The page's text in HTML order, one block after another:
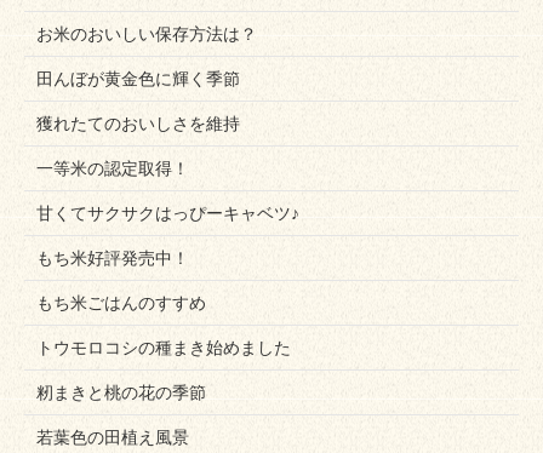
お米のおいしい保存方法は？
田んぼが黄金色に輝く季節
獲れたてのおいしさを維持
一等米の認定取得！
甘くてサクサクはっぴーキャベツ♪
もち米好評発売中！
もち米ごはんのすすめ
トウモロコシの種まき始めました
籾まきと桃の花の季節
若葉色の田植え風景